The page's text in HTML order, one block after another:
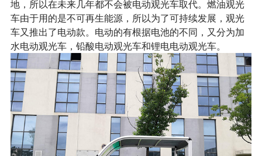
地，所以在未来几年都不会被电动观光车取代。燃油观光
车由于用的是不可再生能源，所以为了可持续发展，观光
车又推出了电动款。电动的有根据电池的不同，又分为加
水电动观光车，铅酸电动观光车和锂电电动观光车。